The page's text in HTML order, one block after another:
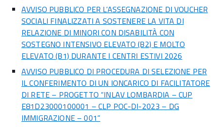
AVVISO PUBBLICO PER L’ASSEGNAZIONE DI VOUCHER
SOCIALI FINALIZZATI A SOSTENERE LA VITA DI
RELAZIONE DI MINORI CON DISABILITÀ CON
SOSTEGNO INTENSIVO ELEVATO (B2) E MOLTO
ELEVATO (B1) DURANTE I CENTRI ESTIVI 2026
AVVISO PUBBLICO DI PROCEDURA DI SELEZIONE PER
IL CONFERIMENTO DI UN IONCARICO DI FACILITATORE
DI RETE – PROGETTO “INLAV LOMBARDIA – CUP
E81D23000100001 – CLP POC-DI-2023 – DG
IMMIGRAZIONE – 001”